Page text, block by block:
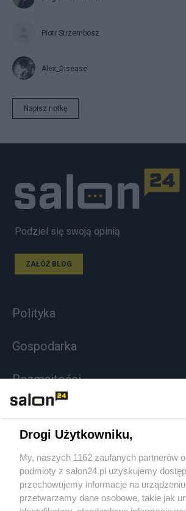
Piotr Strzembosz
Alex_Disease
Napisz notkę
Podziel się swoją opinią
ZAŁÓŻ BLOG
Polityka
Gospodarka
Rozmaitości
Sport
Społeczeństwo
Drogi Użytkowniku,
My, naszych 1162 zaufanych partnerów
podmioty z salon24.pl uzyskujemy
przechowujemy informacje na
przetwarzamy dane osobowe, takie jak